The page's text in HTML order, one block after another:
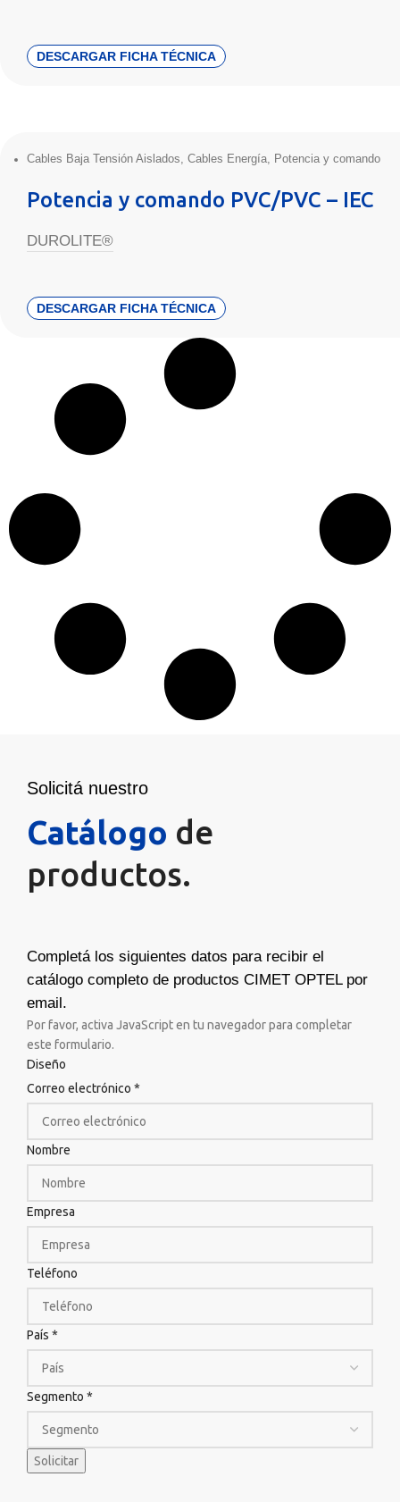
DESCARGAR FICHA TÉCNICA
Cables Baja Tensión Aislados, Cables Energía, Potencia y comando
Potencia y comando PVC/PVC – IEC
DUROLITE®
DESCARGAR FICHA TÉCNICA
Solicitá nuestro
Catálogo de
productos.
Completá los siguientes datos para recibir el
catálogo completo de productos CIMET OPTEL por
email.
Por favor, activa JavaScript en tu navegador para completar
este formulario.
Diseño
Correo electrónico *
Nombre
Empresa
Teléfono
País *
Segmento *
Solicitar